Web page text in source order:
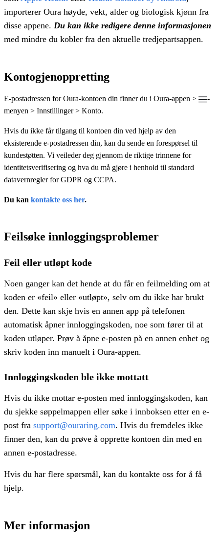
importerer Oura høyde, vekt, alder og biologisk kjønn fra
disse appene. Du kan ikke redigere denne informasjonen
med mindre du kobler fra den aktuelle tredjepartsappen.
Kontogjenoppretting
E-postadressen for Oura-kontoen din finner du i Oura-appen >
-
menyen > Innstillinger > Konto.
Hvis du ikke får tilgang til kontoen din ved hjelp av den
eksisterende e-postadressen din, kan du sende en forespørsel til
kundestøtten. Vi veileder deg gjennom de riktige trinnene for
identitetsverifisering og hva du må gjøre i henhold til standard
datavernregler for GDPR og CCPA.
Du kan kontakte oss her.
Feilsøke innloggingsproblemer
Feil eller utløpt kode
Noen ganger kan det hende at du får en feilmelding om at
koden er «feil» eller «utløpt», selv om du ikke har brukt
den. Dette kan skje hvis en annen app på telefonen
automatisk åpner innloggingskoden, noe som fører til at
koden utløper. Prøv å åpne e-posten på en annen enhet og
skriv koden inn manuelt i Oura-appen.
Innloggingskoden ble ikke mottatt
Hvis du ikke mottar e-posten med innloggingskoden, kan
du sjekke søppelmappen eller søke i innboksen etter en e-
post fra support@ouraring.com. Hvis du fremdeles ikke
finner den, kan du prøve å opprette kontoen din med en
annen e-postadresse.
Hvis du har flere spørsmål, kan du kontakte oss for å få
hjelp.
Mer informasjon